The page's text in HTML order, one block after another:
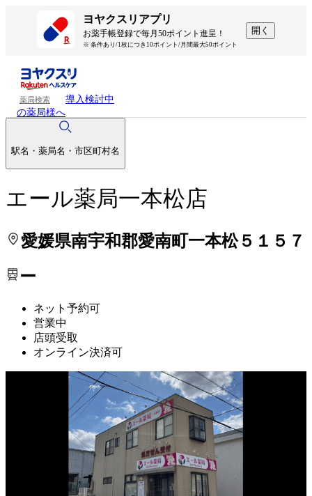
ヨヤクスリアプリ
お薬手帳登録で毎月50ポイント進呈！
※ 条件あり/1枚につき10ポイント/月間最大50ポイント
開く
薬局検索
導入検討中
の薬局様へ
駅名・薬局名・市区町村名
エール薬局一本松店
愛媛県南宇和郡愛南町一本松５１５７
ー
ネット予約可
営業中
店頭受取
オンライン決済可
処方せんを送って待ち時間を短く！
処方せんを送って待ち時間を短く！